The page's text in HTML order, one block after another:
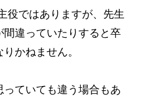
役ではありますが、先生
間違っていたりすると卒
かねません。
っていても違う場合もあ